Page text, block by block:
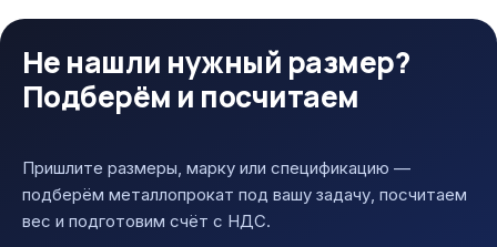
Не нашли нужный размер?
Подберём и посчитаем
Пришлите размеры, марку или спецификацию —
подберём металлопрокат под вашу задачу, посчитаем
вес и подготовим счёт с НДС.